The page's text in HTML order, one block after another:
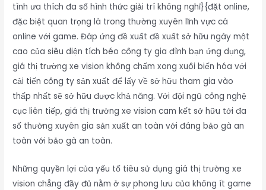
tình ưa thích đa số hình thức giải trí không nghỉ}{đặt online,
đặc biệt quan trọng là trong thường xuyên lĩnh vực cá
online với game. Đáp ứng đề xuất đề xuất sở hữu ngày một
cao của siêu diện tích béo công ty gia đình bạn ứng dụng,
giá thị trường xe vision không chấm xong xuôi biến hóa với
cải tiến công ty sản xuất để lấy về sở hữu tham gia vào
thấp nhất sẽ sở hữu được khả năng. Với đội ngũ công nghệ
cục liên tiếp, giá thị trường xe vision cam kết sở hữu tới đa
số thường xuyên gia sản xuất an toàn với đáng bảo gà an
toàn với bảo gà an toàn.
Những quyền lợi của yếu tố tiêu sử dụng giá thị trường xe
vision chẳng đầy đủ nằm ở sự phong lưu của không ít game